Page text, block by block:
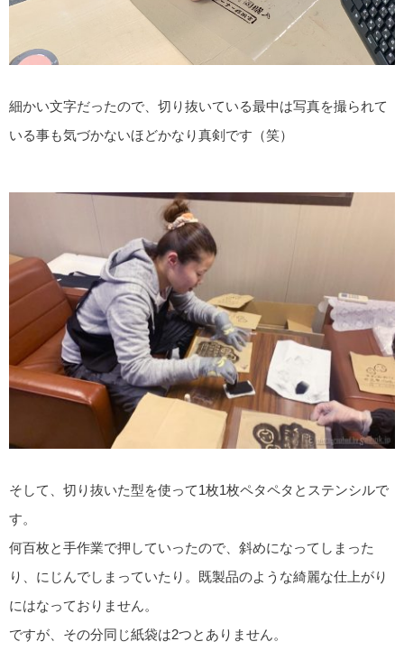
細かい文字だったので、切り抜いている最中は写真を撮られて
いる事も気づかないほどかなり真剣です（笑）
そして、切り抜いた型を使って1枚1枚ペタペタとステンシルで
す。
何百枚と手作業で押していったので、斜めになってしまった
り、にじんでしまっていたり。既製品のような綺麗な仕上がり
にはなっておりません。
ですが、その分同じ紙袋は2つとありません。